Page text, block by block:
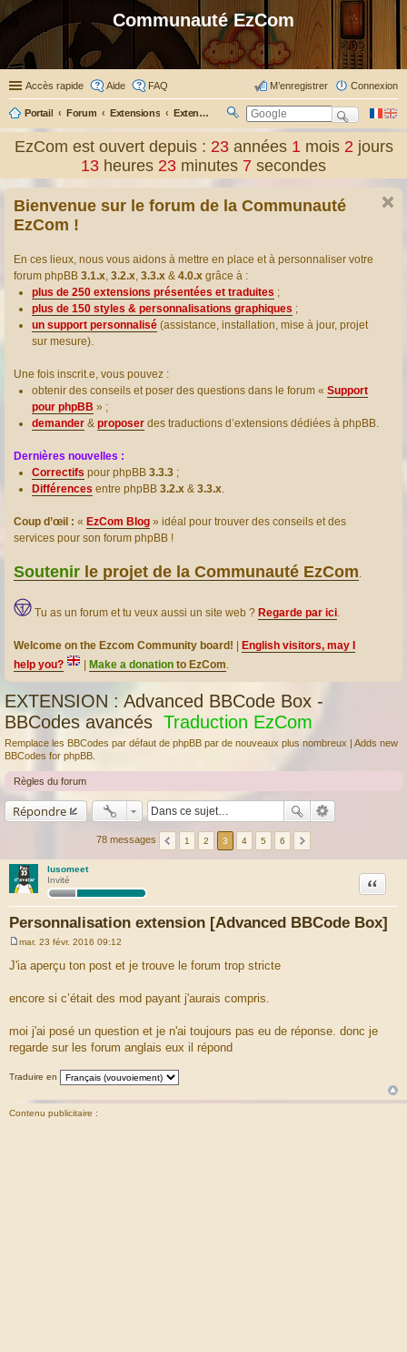
Communauté EzCom
Accès rapide Aide FAQ Connexion
M’enregistrer
Portail Forum Extensions Extensions présentées & traduites
ec
ch
er
EzCom est ouvert depuis : 23 années1 mois2 jours
13 heures 23 minutes 7 secondes
Bienvenue sur le forum de la Communauté
EzCom !
En ces lieux, nous vous aidons à mettre en place et à personnaliser votre
forum phpBB 3.1.x, 3.2.x, 3.3.x & 4.0.x grâce à :
plus de 250 extensions présentées et traduites ;
plus de 150 styles & personnalisations graphiques ;
un support personnalisé (assistance, installation, mise à jour, projet
sur mesure).
Une fois inscrit.e, vous pouvez :
obtenir des conseils et poser des questions dans le forum « Support
pour phpBB » ;
demander & proposer des traductions d’extensions dédiées à phpBB.
Dernières nouvelles :
Correctifs pour phpBB 3.3.3 ;
Différences entre phpBB 3.2.x & 3.3.x.
Coup d’œil : « EzCom Blog » idéal pour trouver des conseils et des
services pour son forum phpBB !
Soutenir le projet de la Communauté EzCom.
Tu as un forum et tu veux aussi un site web ? Regarde par ici.
Welcome on the Ezcom Community board!
English visitors, may I
help you?
Make a donation to EzCom.
EXTENSION : Advanced BBCode Box -
BBCodes avancés Traduction EzCom
Remplace les BBCodes par défaut de phpBB par de nouveaux plus nombreux | Adds new
BBCodes for phpBB.
Règles du forum
Répondre
78 messages 1 2 3 4 5 6
lusomeet
Invité
Personnalisation extension [Advanced BBCode Box]
Citation
s
g
mar. 23 févr. 2016 09:12
J'ia aperçu ton post et je trouve le forum trop stricte
encore si c’était des mod payant j'aurais compris.
moi j'ai posé un question et je n'ai toujours pas eu de réponse. donc je
regarde sur les forum anglais eux il répond
Traduire en
Contenu publicitaire :